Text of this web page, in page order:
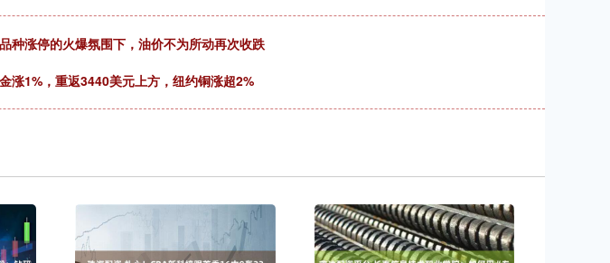
种涨停的火爆氛围下，油价不为所动再次收跌
涨1%，重返3440美元上方，纽约铜涨超2%